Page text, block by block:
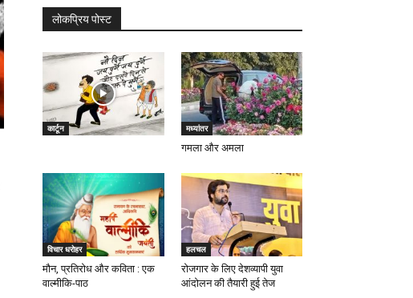
लोकप्रिय पोस्ट
कार्टून मध्यांतर
गमला और अमला
विचार धरोहर
मौन, प्रतिरोध और कविता : एक
वाल्मीकि-पाठ
हलचल
रोजगार के लिए देशव्यापी युवा
आंदोलन की तैयारी हुई तेज